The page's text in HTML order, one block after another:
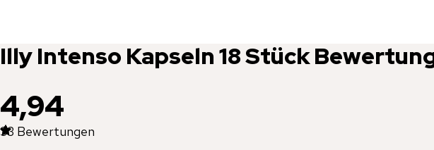
IllyIntenso Kapseln 18 Stück
4,94
33 Bewertungen